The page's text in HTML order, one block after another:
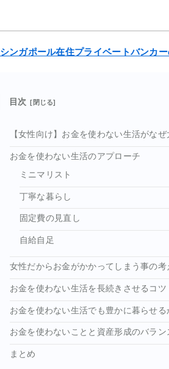
シンガポール在住プライベートバンカ
目次
【女性向け】お金を使わない生活がな
お金を使わない生活のアプローチ
ミニマリスト
丁寧な暮らし
固定費の見直し
自給自足
女性だからお金がかかってしまう事の考
お金を使わない生活を長続きさせるコツ
お金を使わない生活でも豊かに暮らせる
お金を使わないことと資産形成のバラン
まとめ